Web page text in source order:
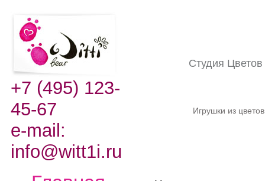
+7 (495) 123-
45-67
e-mail:
info@witt1i.ru
Студия Цветов
Игрушки из